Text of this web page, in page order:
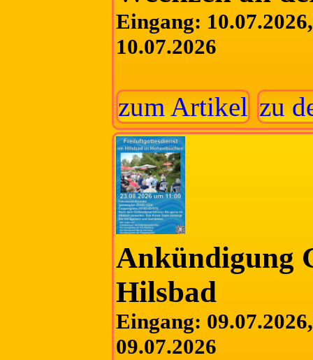
Eingang:
10.07.2026
zum Artikel zu
Ankündigung
Hilsbad
Eingang:
09.07.2026